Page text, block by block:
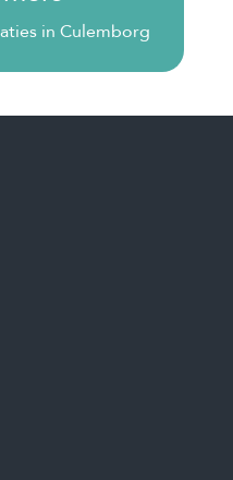
in Culemborg